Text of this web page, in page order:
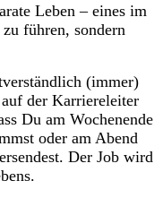
Leben – eines im
führen, sondern
(immer)
der Karriereleiter
Du am Wochenende
oder am Abend
Der Job wird